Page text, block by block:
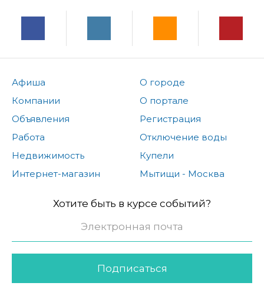
Афиша
Компании
Объявления
Работа
Недвижимость
Интернет-магазин
О городе
О портале
Регистрация
Отключение воды
Купели
Мытищи - Москва
Хотите быть в курсе событий?
Подписаться